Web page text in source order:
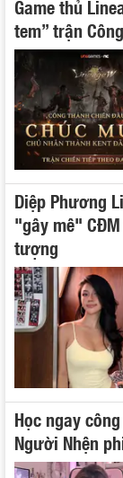
Game thủ
tem” trận
Diệp Phương
"gây mê"
tượng
Học ngay
Người Nhện